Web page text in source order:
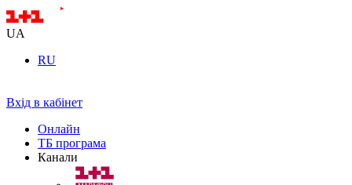
UA
RU
Вхід в кабінет
Онлайн
ТБ програма
Канали